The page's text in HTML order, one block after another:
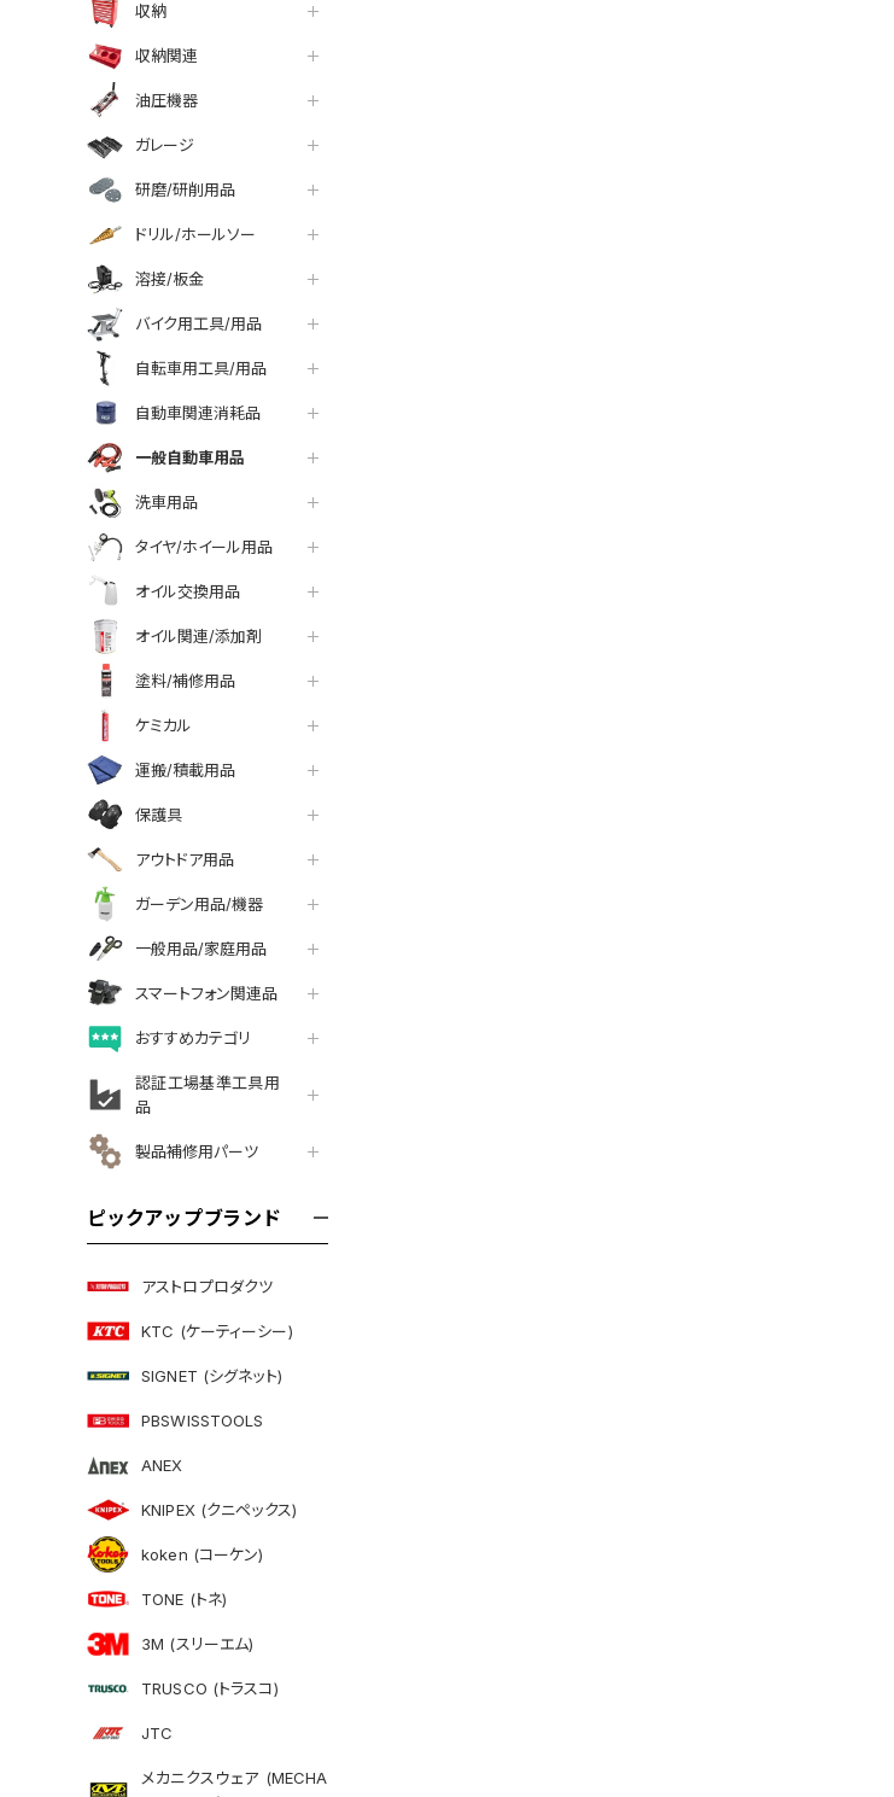
収納
収納関連
油圧機器
ガレージ
研磨/研削用品
ドリル/ホールソー
溶接/板金
バイク用工具/用品
自転車用工具/用品
自動車関連消耗品
一般自動車用品
洗車用品
タイヤ/ホイール用品
オイル交換用品
オイル関連/添加剤
塗料/補修用品
ケミカル
運搬/積載用品
保護具
アウトドア用品
ガーデン用品/機器
一般用品/家庭用品
スマートフォン関連品
おすすめカテゴリ
認証工場基準工具用
品
製品補修用パーツ
ピックアップブランド
アストロプロダクツ
KTC (ケーティーシー)
SIGNET (シグネット)
PBSWISSTOOLS
ANEX
KNIPEX (クニペックス)
koken (コーケン)
TONE (トネ)
3M (スリーエム)
TRUSCO (トラスコ)
JTC
メカニクスウェア (MECHA